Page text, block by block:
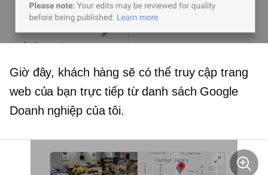
Giờ đây, khách hàng sẽ có thể truy cập trang
web của bạn trực tiếp từ danh sách Google
Doanh nghiệp của tôi.